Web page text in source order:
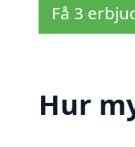
Få 3
Hur